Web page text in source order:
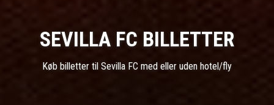
SEVILLA FC BILLETTER
Køb billetter til Sevilla FC med eller uden hotel/fly